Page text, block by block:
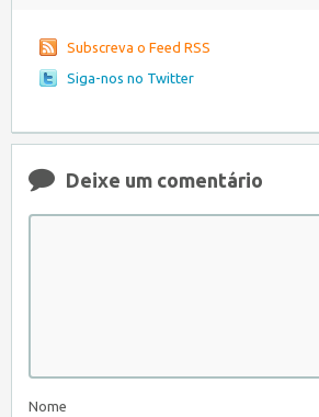
Subscreva o Feed RSS
Siga-nos no Twitter
Deixe um comentário
Nome